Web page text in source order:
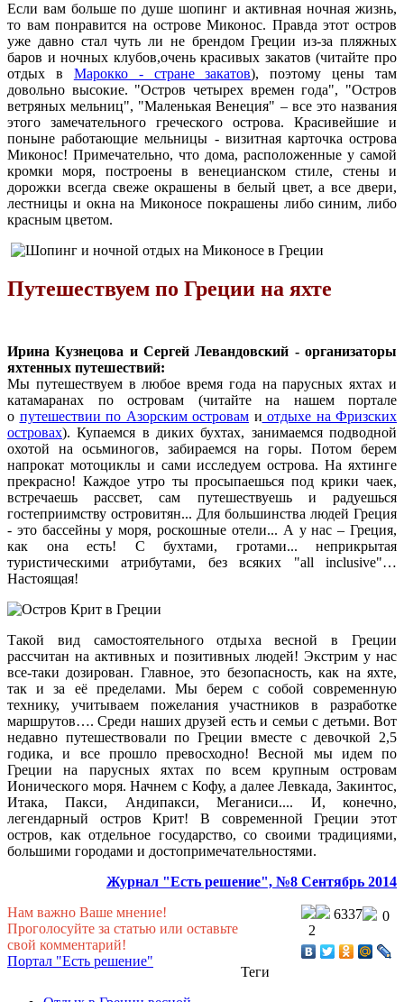
Если вам больше по душе шопинг и активная ночная жизнь,
то вам понравится на острове Миконос. Правда этот остров
уже давно стал чуть ли не брендом Греции из-за пляжных
баров и ночных клубов,очень красивых закатов (читайте про
отдых в Марокко - стране закатов), поэтому цены там
довольно высокие. "Остров четырех времен года", "Остров
ветряных мельниц", "Маленькая Венеция" – все это названия
этого замечательного греческого острова. Красивейшие и
поныне работающие мельницы - визитная карточка острова
Миконос! Примечательно, что дома, расположенные у самой
кромки моря, построены в венецианском стиле, стены и
дорожки всегда свеже окрашены в белый цвет, а все двери,
лестницы и окна на Миконосе покрашены либо синим, либо
красным цветом.
Путешествуем по Греции на яхте
Ирина Кузнецова и Сергей Левандовский - организаторы
яхтенных путешествий:
Мы путешествуем в любое время года на парусных яхтах и
катамаранах по островам (читайте на нашем портале
о путешествии по Азорским островам и отдыхе на Фризских
островах). Купаемся в диких бухтах, занимаемся подводной
охотой на осьминогов, забираемся на горы. Потом берем
напрокат мотоциклы и сами исследуем острова. На яхтинге
прекрасно! Каждое утро ты просыпаешься под крики чаек,
встречаешь рассвет, сам путешествуешь и радуешься
гостеприимству островитян... Для большинства людей Греция
- это бассейны у моря, роскошные отели... А у нас – Греция,
как она есть! С бухтами, гротами... неприкрытая
туристическими атрибутами, без всяких "all inclusive"…
Настоящая!
Такой вид самостоятельного отдыха весной в Греции
рассчитан на активных и позитивных людей! Экстрим у нас
все-таки дозирован. Главное, это безопасность, как на яхте,
так и за её пределами. Мы берем с собой современную
технику, учитываем пожелания участников в разработке
маршрутов…. Среди наших друзей есть и семьи с детьми. Вот
недавно путешествовали по Греции вместе с девочкой 2,5
годика, и все прошло превосходно! Весной мы идем по
Греции на парусных яхтах по всем крупным островам
Ионического моря. Начнем с Кофу, а далее Левкада, Закинтос,
Итака, Пакси, Андипакси, Меганиси.... И, конечно,
легендарный остров Крит! В современной Греции этот
остров, как отдельное государство, со своими традициями,
большими городами и достопримечательностями.
Журнал "Есть решение", №8 Cентябрь 2014
Нам важно Ваше мнение!
Проголосуйте за статью или оставьте
свой комментарий!
Портал "Есть решение"
0
6337
2
Теги